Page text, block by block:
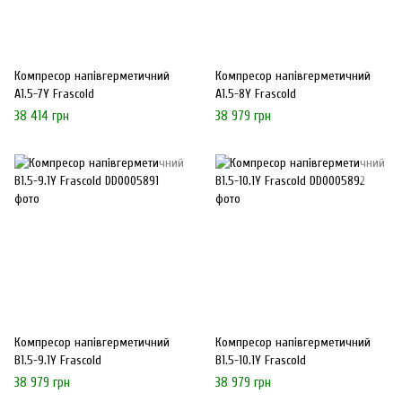
Компресор напівгерметичний
A1.5-7Y Frascold
38 414 грн
Компресор напівгерметичний
A1.5-8Y Frascold
38 979 грн
Компресор напівгерметичний
B1.5-9.1Y Frascold
38 979 грн
Компресор напівгерметичний
B1.5-10.1Y Frascold
38 979 грн